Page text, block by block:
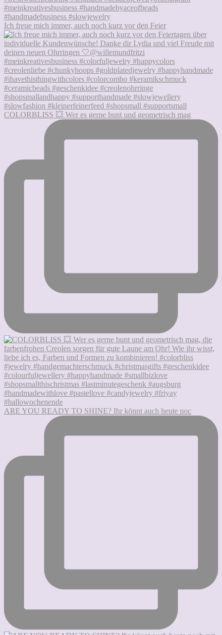
Ich freue mich immer, auch noch kurz vor den Feier
COLORBLISS 💥 Wer es gerne bunt und geometrisch mag
ARE YOU READY TO SHINE? Ihr könnt auch heute noc